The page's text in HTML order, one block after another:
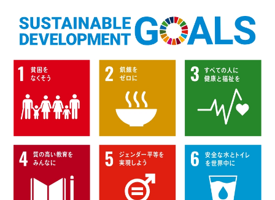
NEWS
新着情報
COMPANY
アール・ビー・コントロールズについて